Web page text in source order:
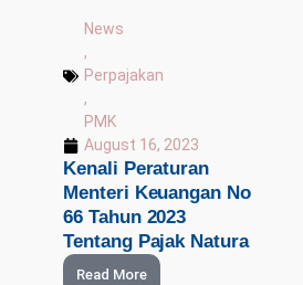
News
,
Perpajakan
,
PMK
August 16, 2023
Kenali Peraturan
Menteri Keuangan No
66 Tahun 2023
Tentang Pajak Natura
Read More